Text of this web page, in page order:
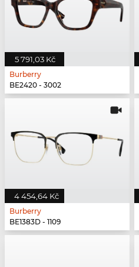
5 791,03 Kč
Burberry
BE2420 - 3002
4 454,64 Kč
Burberry
BE1383D - 1109